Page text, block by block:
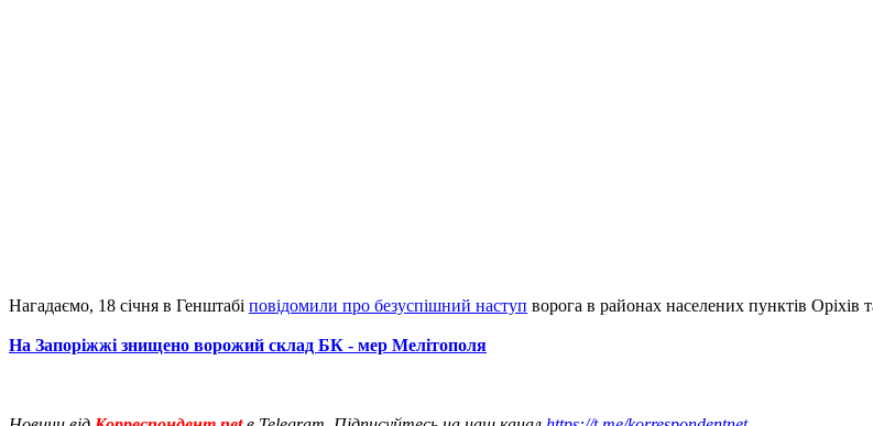
Нагадаємо, 18 січня в Генштабі повідомили про безуспішний наступ ворога в районах населених пунктів Оріхів
На Запоріжжі знищено ворожий склад БК - мер Мелітополя